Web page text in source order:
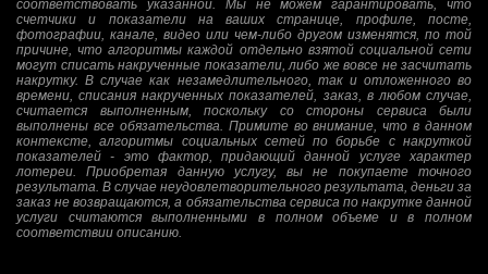
соответствовать указанной. Мы не можем гарантировать, что
счетчики и показатели на ваших странице, профиле, посте,
фотографии, канале, видео или чем-либо другом изменятся, по той
причине, что алгоритмы каждой отдельно взятой социальной сети
могут списать накрученные показатели, либо же вовсе не засчитать
накрутку. В случае как незамедлительного, так и отложенного во
времени, списания накрученных показателей, заказ, в любом случае,
считается выполненным, поскольку со стороны сервиса были
выполнены все обязательства. Примите во внимание, что в данном
контексте, алгоритмы социальных сетей по борьбе с накруткой
показателей - это фактор, придающий данной услуге характер
лотереи. Приобретая данную услугу, вы не покупаете точного
результата. В случае неудовлетворительного результата, деньги за
заказ не возвращаются, а обязательства сервиса по накрутке данной
услуги считаются выполненными в полном объеме и в полном
соответствии описанию.